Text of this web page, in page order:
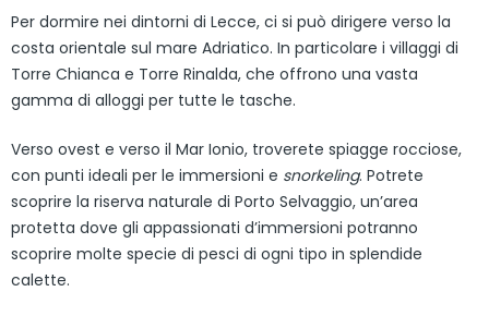
Per dormire nei dintorni di Lecce, ci si può dirigere verso la
costa orientale sul mare Adriatico. In particolare i villaggi di
Torre Chianca e Torre Rinalda, che offrono una vasta
gamma di alloggi per tutte le tasche.
Verso ovest e verso il Mar Ionio, troverete spiagge rocciose,
con punti ideali per le immersioni e snorkeling. Potrete
scoprire la riserva naturale di Porto Selvaggio, un’area
protetta dove gli appassionati d’immersioni potranno
scoprire molte specie di pesci di ogni tipo in splendide
calette.